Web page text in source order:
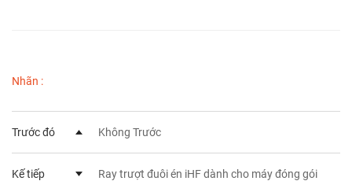
Nhãn :
Trước đó Không Trước
Kế tiếp Ray trượt đuôi én iHF dành cho máy đóng gói